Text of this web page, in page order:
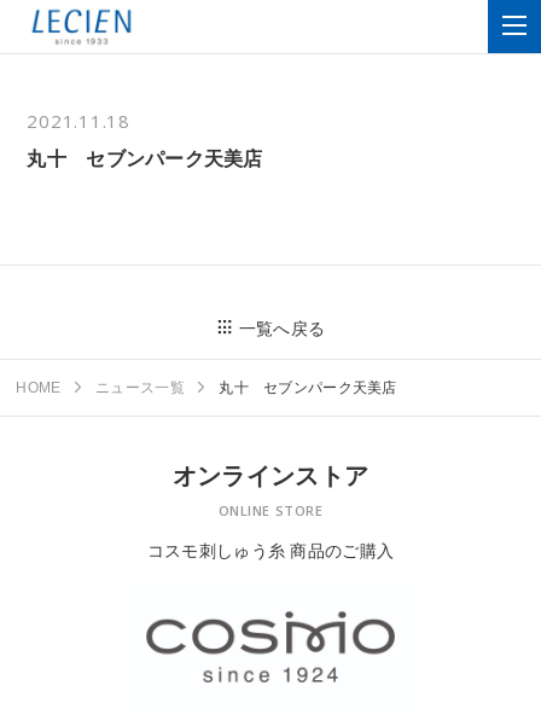
2021.11.18
丸十 セブンパーク天美店
一覧へ戻る
HOME ニュース一覧 丸十 セブンパーク天美店
オンラインストア
ONLINE STORE
コスモ刺しゅう糸 商品のご購入